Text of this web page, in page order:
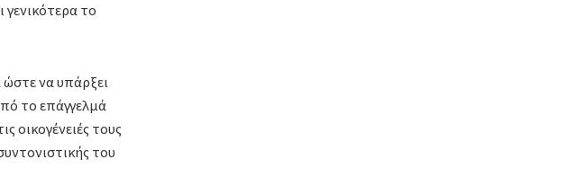
το
να υπάρξει
το επάγγελμά
οικογένειές τους
του